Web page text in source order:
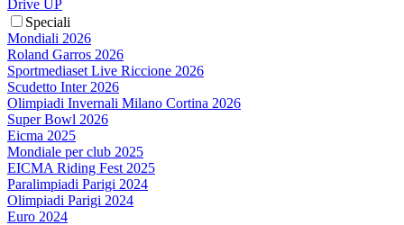
Drive UP
Speciali
Mondiali 2026
Roland Garros 2026
Sportmediaset Live Riccione 2026
Scudetto Inter 2026
Olimpiadi Invernali Milano Cortina 2026
Super Bowl 2026
Eicma 2025
Mondiale per club 2025
EICMA Riding Fest 2025
Paralimpiadi Parigi 2024
Olimpiadi Parigi 2024
Euro 2024